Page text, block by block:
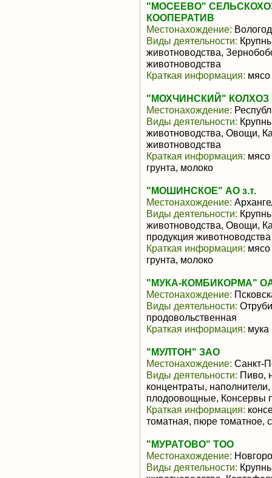
"МОСЕЕВО"
КООПЕРАТИВ
Местонахождение:
Виды деятельности:
животноводства,
животноводства
Краткая информация: мясо
"МОХЧИНСКИЙ" КОЛХОЗ
Местонахождение:
Виды деятельности:
животноводства, Овощи,
животноводства
Краткая информация: мясо
грунта, молоко
"МОШИНСКОЕ" АО з.т.
Местонахождение:
Виды деятельности:
животноводства, Овощи,
продукция животноводства
Краткая информация: мясо
грунта, молоко
"МУКА-КОМБИКОРМА"
Местонахождение:
Виды деятельности:
продовольственная
Краткая информация:
"МУЛТОН" ЗАО
Местонахождение: Санкт-
Виды деятельности: Пиво,
концентраты,
плодоовощные, Консервы
Краткая информация:
томатная, пюре томатное,
"МУРАТОВО" ТОО
Местонахождение:
Виды деятельности: